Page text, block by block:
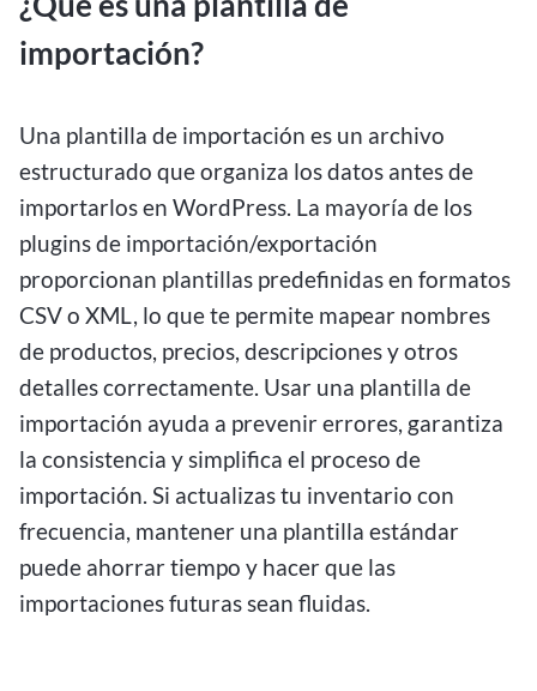
importación?
Una plantilla de importación es un archivo
estructurado que organiza los datos antes de
importarlos en WordPress. La mayoría de los
plugins de importación/exportación
proporcionan plantillas predefinidas en formatos
CSV o XML, lo que te permite mapear nombres
de productos, precios, descripciones y otros
detalles correctamente. Usar una plantilla de
importación ayuda a prevenir errores, garantiza
la consistencia y simplifica el proceso de
importación. Si actualizas tu inventario con
frecuencia, mantener una plantilla estándar
puede ahorrar tiempo y hacer que las
importaciones futuras sean fluidas.